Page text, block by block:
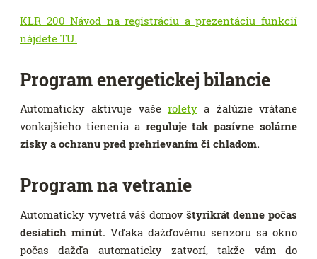
KLR 200 Návod na registráciu a prezentáciu funkcií
nájdete TU.
Program energetickej bilancie
Automaticky aktivuje vaše rolety a žalúzie vrátane
vonkajšieho tienenia a reguluje tak pasívne solárne
zisky a ochranu pred prehrievaním či chladom.
Program na vetranie
Automaticky vyvetrá váš domov štyrikrát denne počas
desiatich minút. Vďaka dažďovému senzoru sa okno
počas dažďa automaticky zatvorí, takže vám do